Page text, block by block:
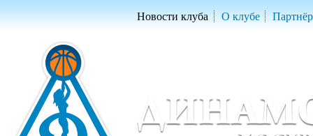
Новости клуба О клубе